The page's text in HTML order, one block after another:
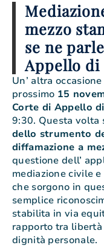
mezzo
se ne
Appello di
Un’ altra
prossimo 15
Corte di Appello
9:30. Questa volta
dello strumento
diffamazione a
questione dell’
mediazione civile
che sorgono in
semplice
stabilita in via
rapporto tra
dignità personale.